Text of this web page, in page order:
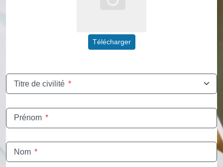
Télécharger
Titre de civilité *
Prénom *
Nom *